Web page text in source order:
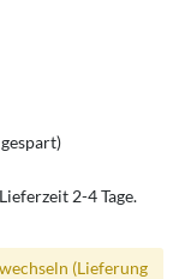
2-4 Tage.
(Lieferung